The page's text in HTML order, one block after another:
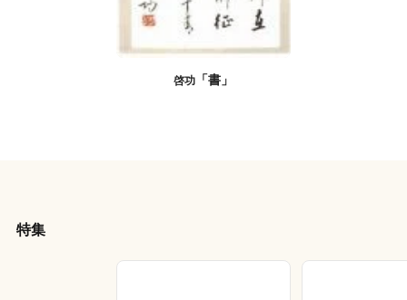
啓功 「書」
特集